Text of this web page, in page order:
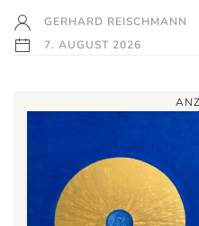
GERHARD REISCHMANN
7. AUGUST 2026